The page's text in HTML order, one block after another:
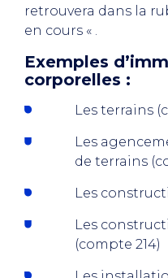
retrouvera dans la
en cours « .
Exemples
corporelles :
Les terrains
Les
de terrains
Les
Les
(compte 214)